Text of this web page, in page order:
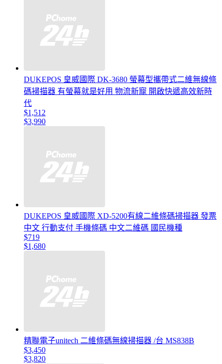
DUKEPOS 皇威國際 DK-3680 螢幕型攜帶式二維無線條
碼掃描器 有螢幕就是好用 物流新寵 開啟快遞高效新時
代
$1,512
$3,990
DUKEPOS 皇威國際 XD-5200有線二維條碼掃描器 發票
中文 行動支付 手機條碼 中文二維碼 國民機種
$719
$1,680
精聯電子unitech 二維條碼無線掃描器 /台 MS838B
$3,450
$3,820